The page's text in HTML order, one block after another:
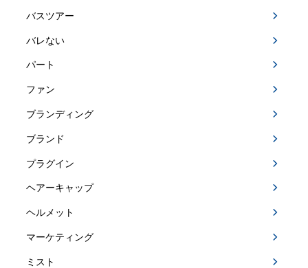
バスツアー
バレない
パート
ファン
ブランディング
ブランド
プラグイン
ヘアーキャップ
ヘルメット
マーケティング
ミスト